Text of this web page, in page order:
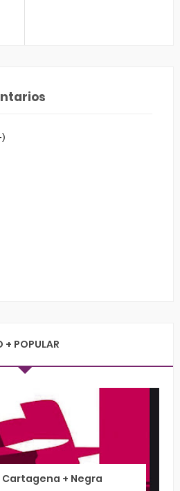
+ POPULAR
+ Negra